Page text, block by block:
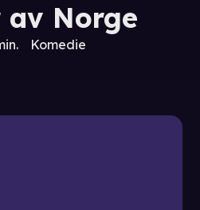
av Norge
Komedie